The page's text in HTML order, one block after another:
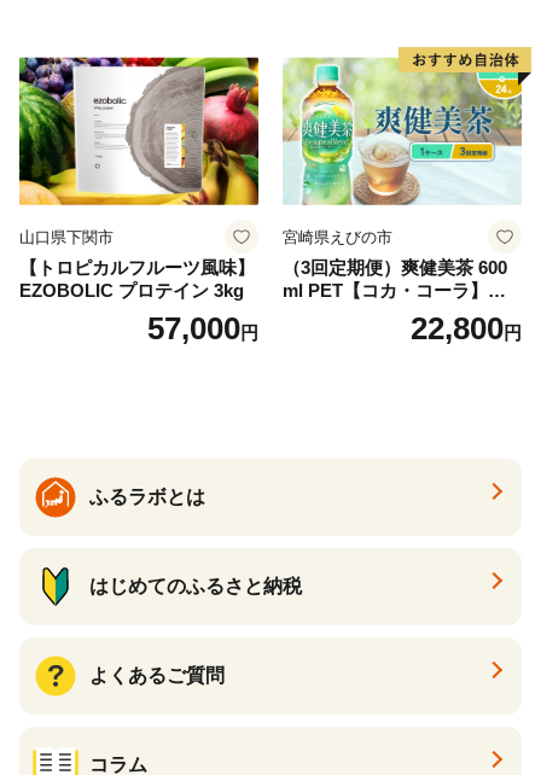
産 シリカ ミネラル 美容 備蓄
防災 長期保存 富士山 山梨県
忍野村
山口県下関市
【トロピカルフルーツ風味】
EZOBOLIC プロテイン 3kg
57,000円
宮崎県えびの市
（3回定期便）爽健美茶 600
ml PET【コカ・コーラ】ペ
ットボトル 1ケース(24本) 定
期便 3回(72本) セット お茶
22,800円
ふるラボとは
はじめてのふるさと納税
よくあるご質問
コラム